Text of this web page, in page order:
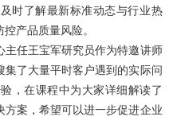
时了解最新标准动态与行业热
产品质量风险。
主任王宝军研究员作为特邀讲师
了大量平时客户遇到的实际问
，在课程中为大家详细解读了
案，希望可以进一步促进企业